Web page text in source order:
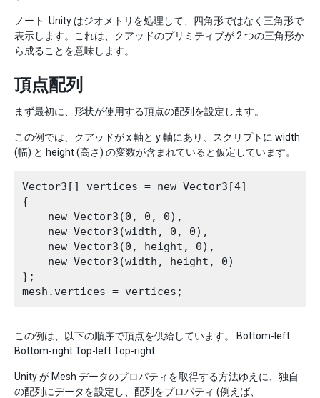
ノート: Unity はジオメトリを処理して、四角形ではなく三角形で
表示します。これは、クアッドのプリミティブが 2 つの三角形か
ら成ることを意味します。
頂点配列
まず最初に、形状が使用する頂点の配列を設定します。
この例では、クアッドが x 軸と y 軸にあり、スクリプトに width
(幅) と height (高さ) の変数が含まれていると仮定しています。
Vector3[] vertices = new Vector3[4]
{
    new Vector3(0, 0, 0),
    new Vector3(width, 0, 0),
    new Vector3(0, height, 0),
    new Vector3(width, height, 0)
};
この例は、以下の順序で頂点を供給しています。 Bottom-left
Bottom-right Top-left Top-right
Unity が Mesh データのプロパティを取得する方法ゆえに、独自
の配列にデータを設定し、配列をプロパティ (例えば、